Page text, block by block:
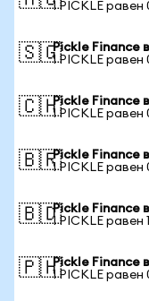
1 PICKLE равен
🇸🇬Pickle Finance
1 PICKLE равен
🇨🇭Pickle Finance
1 PICKLE равен
🇧🇷Pickle Finance
1 PICKLE равен
🇧🇩Pickle Finance
1 PICKLE равен
🇵🇭Pickle Finance
1 PICKLE